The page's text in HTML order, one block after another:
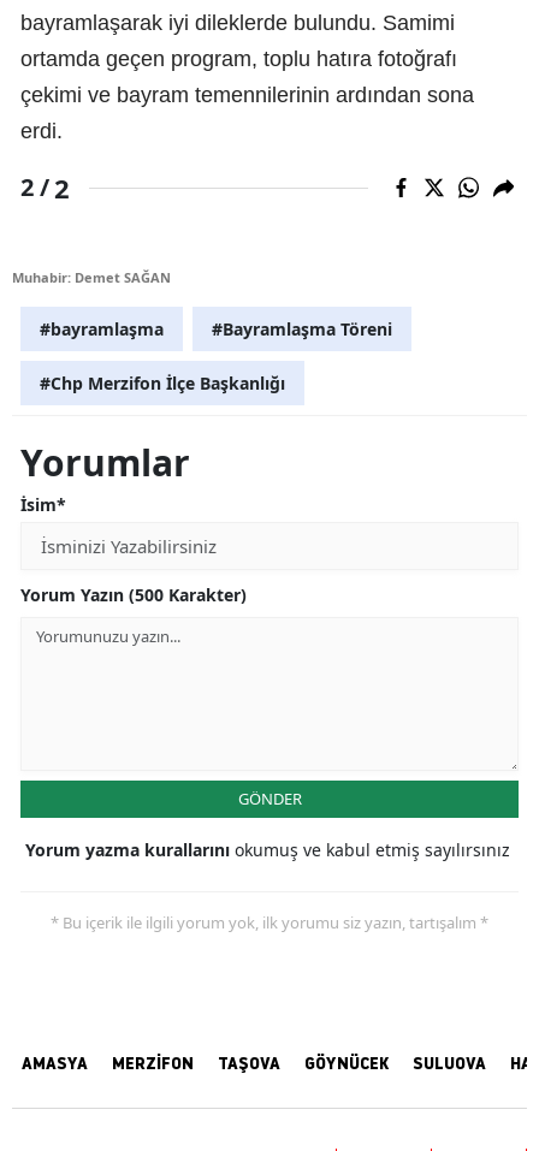
bayramlaşarak iyi dileklerde bulundu. Samimi
ortamda geçen program, toplu hatıra fotoğrafı
çekimi ve bayram temennilerinin ardından sona
erdi.
2 /2
Muhabir: Demet SAĞAN
#bayramlaşma #Bayramlaşma Töreni
#Chp Merzifon İlçe Başkanlığı
Yorumlar
İsim*
Yorum Yazın (500 Karakter)
GÖNDER
Yorum yazma kurallarını okumuş ve kabul etmiş sayılırsınız
* Bu içerik ile ilgili yorum yok, ilk yorumu siz yazın, tartışalım *
AMASYA MERZİFON TAŞOVA GÖYNÜCEK SULUOVA